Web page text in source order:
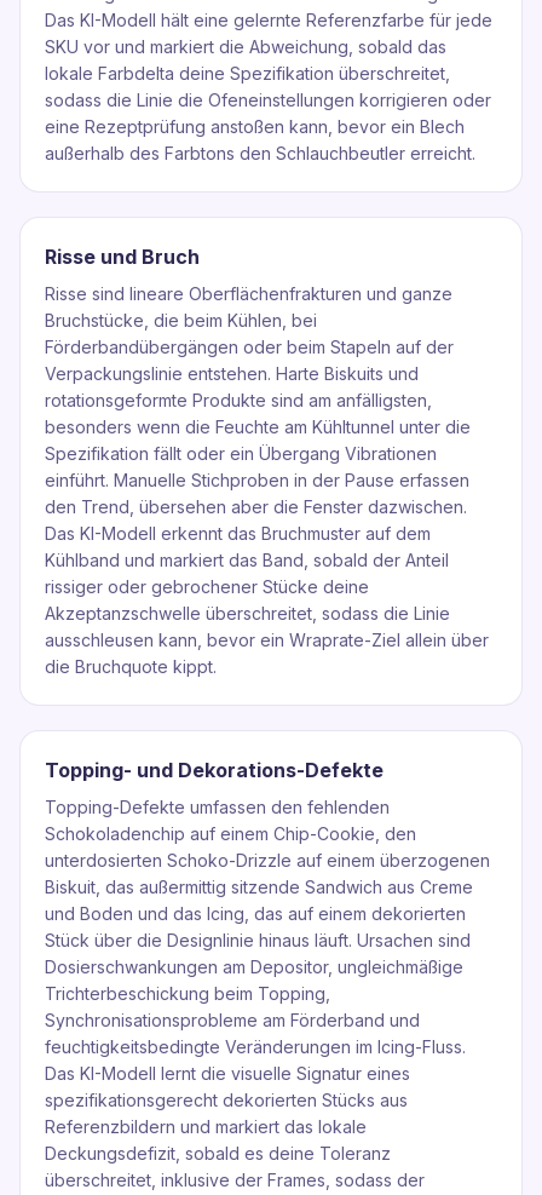
Das KI-Modell hält eine gelernte Referenzfarbe für jede
SKU vor und markiert die Abweichung, sobald das
lokale Farbdelta deine Spezifikation überschreitet,
sodass die Linie die Ofeneinstellungen korrigieren oder
eine Rezeptprüfung anstoßen kann, bevor ein Blech
außerhalb des Farbtons den Schlauchbeutler erreicht.
Risse und Bruch
Risse sind lineare Oberflächenfrakturen und ganze
Bruchstücke, die beim Kühlen, bei
Förderbandübergängen oder beim Stapeln auf der
Verpackungslinie entstehen. Harte Biskuits und
rotationsgeformte Produkte sind am anfälligsten,
besonders wenn die Feuchte am Kühltunnel unter die
Spezifikation fällt oder ein Übergang Vibrationen
einführt. Manuelle Stichproben in der Pause erfassen
den Trend, übersehen aber die Fenster dazwischen.
Das KI-Modell erkennt das Bruchmuster auf dem
Kühlband und markiert das Band, sobald der Anteil
rissiger oder gebrochener Stücke deine
Akzeptanzschwelle überschreitet, sodass die Linie
ausschleusen kann, bevor ein Wraprate-Ziel allein über
die Bruchquote kippt.
Topping- und Dekorations-Defekte
Topping-Defekte umfassen den fehlenden
Schokoladenchip auf einem Chip-Cookie, den
unterdosierten Schoko-Drizzle auf einem überzogenen
Biskuit, das außermittig sitzende Sandwich aus Creme
und Boden und das Icing, das auf einem dekorierten
Stück über die Designlinie hinaus läuft. Ursachen sind
Dosierschwankungen am Depositor, ungleichmäßige
Trichterbeschickung beim Topping,
Synchronisationsprobleme am Förderband und
feuchtigkeitsbedingte Veränderungen im Icing-Fluss.
Das KI-Modell lernt die visuelle Signatur eines
spezifikationsgerecht dekorierten Stücks aus
Referenzbildern und markiert das lokale
Deckungsdefizit, sobald es deine Toleranz
überschreitet, inklusive der Frames, sodass der